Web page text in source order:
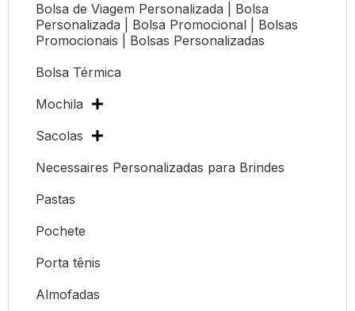
Bolsa de Viagem Personalizada | Bolsa
Personalizada | Bolsa Promocional | Bolsas
Promocionais | Bolsas Personalizadas
Bolsa Térmica
Mochila
Sacolas
Necessaires Personalizadas para Brindes
Pastas
Pochete
Porta tênis
Almofadas